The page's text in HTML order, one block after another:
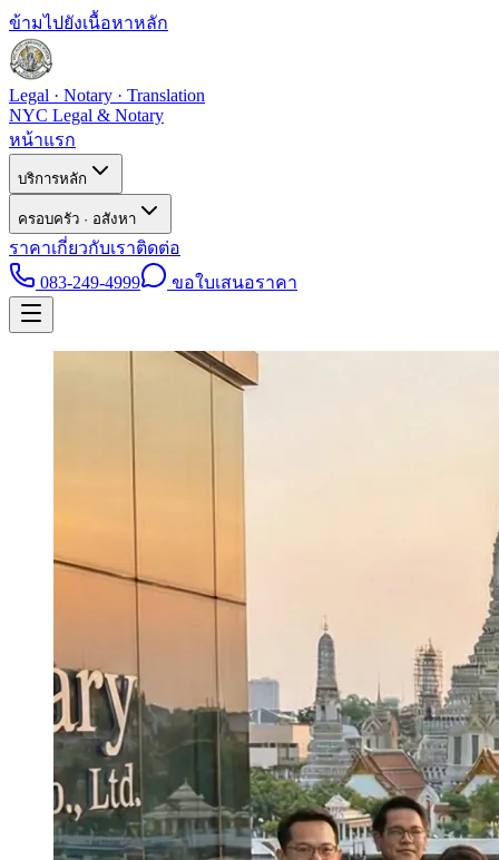
ข้ามไปยังเนื้อหาหลัก
Legal · Notary · Translation
NYC Legal & Notary
หน้าแรก
บริการหลัก
ครอบครัว · อสังหา
ราคาเกี่ยวกับเราติดต่อ
083-249-4999
ขอใบเสนอราคา